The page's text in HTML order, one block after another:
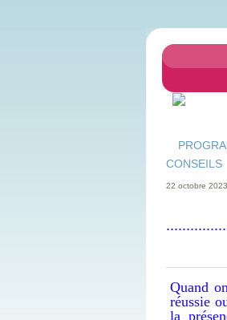
CONSEILS
22 octobre 2023
Quand
réussie
la